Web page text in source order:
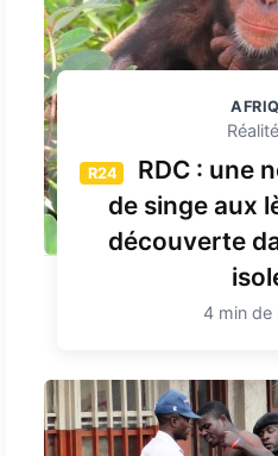
R24
RDC : une
de singe aux
découverte
4 min de